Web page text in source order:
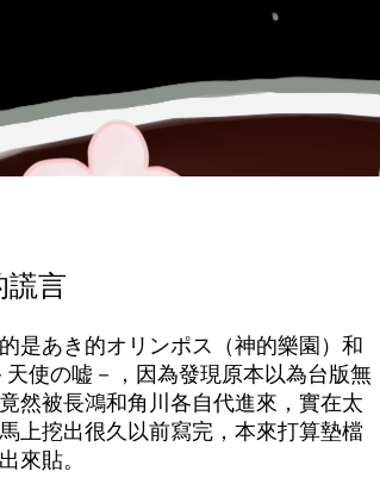
謊言
是あき的オリンポス（神的樂園）和
天使の嘘－，因為發現原本以為台版無
然被長鴻和角川各自代進來，實在太
上挖出很久以前寫完，本來打算墊檔
來貼。